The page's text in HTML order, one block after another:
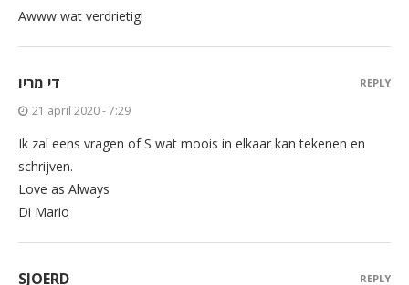
Awww wat verdrietig!
די מריו
21 april 2020 - 7:29
Ik zal eens vragen of S wat moois in elkaar kan tekenen en
schrijven.
Love as Always
Di Mario
REPLY
SJOERD REPLY